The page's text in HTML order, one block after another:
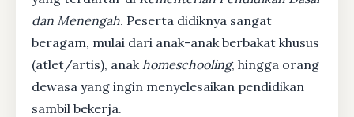
dan Menengah. Peserta didiknya sangat
beragam, mulai dari anak-anak berbakat khusus
(atlet/artis), anakhomeschooling, hingga orang
dewasa yang ingin menyelesaikan pendidikan
sambil bekerja.